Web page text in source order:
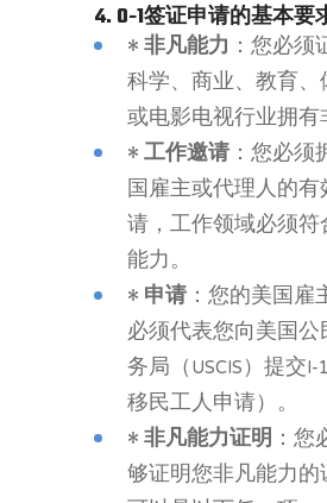
4. O-1签证申请的基本要
•非凡能力 ：您必
科学、商业、教育
或电影电视行业拥有
•工作邀请 ：您必
国雇主或代理人的
请，工作领域必须
能力。
•申请 ：您的美国
必须代表您向美国
务局（USCIS）提交
移民工人申请）。
•非凡能力证明 ：
够证明您非凡能力